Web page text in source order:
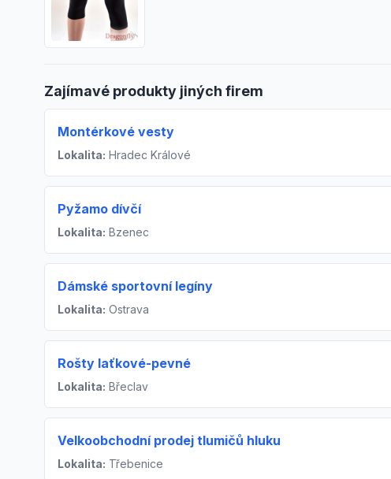
Zajímavé produkty jiných firem
Montérkové vesty
Lokalita: Hradec Králové
Pyžamo dívčí
Lokalita: Bzenec
Dámské sportovní legíny
Lokalita: Ostrava
Rošty laťkové-pevné
Lokalita: Břeclav
Velkoobchodní prodej tlumičů hluku
Lokalita: Třebenice